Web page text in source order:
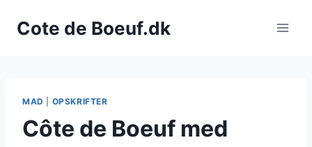
Cote de Boeuf.dk
MAD OPSKRIFTER
Côte de Boeuf med